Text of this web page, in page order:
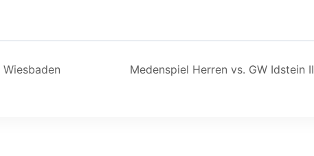
Medenspiel Herren vs. GW Idstein II